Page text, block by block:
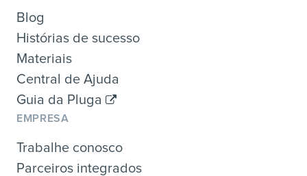
Blog
Histórias de sucesso
Materiais
Central de Ajuda
Guia da Pluga
EMPRESA
Trabalhe conosco
Parceiros integrados